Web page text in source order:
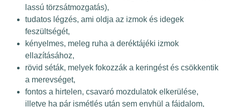
lassú törzsátmozgatás),
tudatos légzés, ami oldja az izmok és idegek
feszültségét,
kényelmes, meleg ruha a deréktájéki izmok
ellazításához,
rövid séták, melyek fokozzák a keringést és csökkentik
a merevséget,
fontos a hirtelen, csavaró mozdulatok elkerülése,
illetve ha pár ismétlés után sem enyhül a fájdalom,